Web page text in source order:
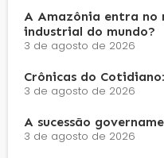
A Amazônia entra no
industrial do mundo?
3 de agosto de 2026
Crônicas do
3 de agosto de 2026
A sucessão
3 de agosto de 2026